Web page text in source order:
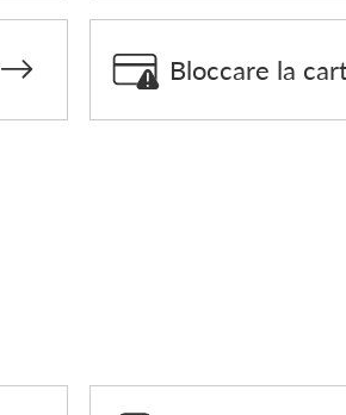
Bloccare la